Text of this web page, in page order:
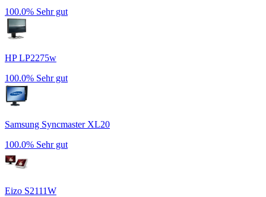
100.0% Sehr gut
HP LP2275w
100.0% Sehr gut
Samsung Syncmaster XL20
100.0% Sehr gut
Eizo S2111W